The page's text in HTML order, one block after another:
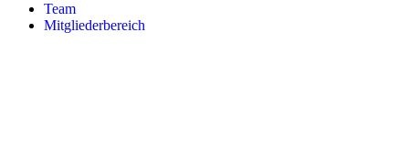
Team
Mitgliederbereich